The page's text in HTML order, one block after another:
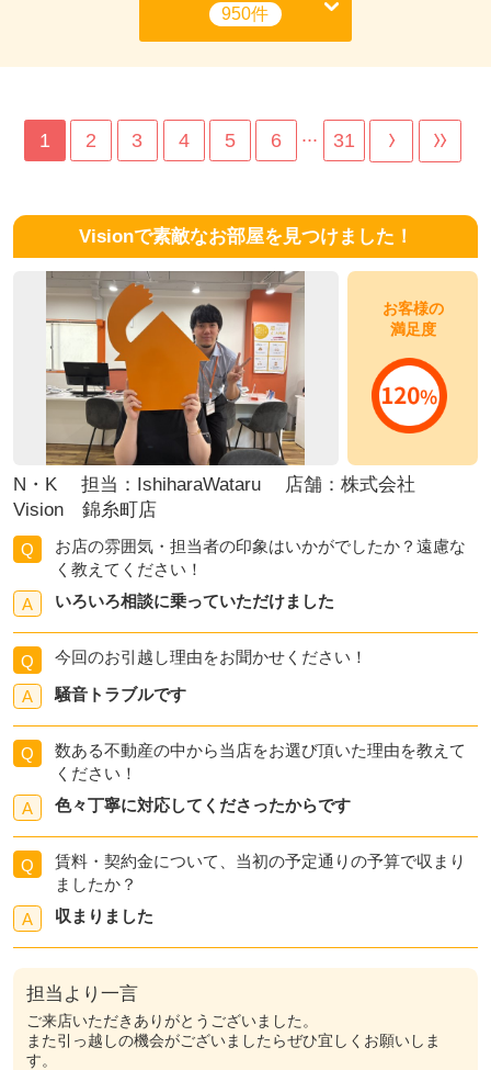
950件
1 2 3 4 5 6 ... 31
Visionで素敵なお部屋を見つけました！
お客様の
満足度
N・K 担当：IshiharaWataru 店舗：株式会社
Vision 錦糸町店
Q
お店の雰囲気・担当者の印象はいかがでしたか？遠慮な
く教えてください！
A
いろいろ相談に乗っていただけました
Q 今回のお引越し理由をお聞かせください！
A 騒音トラブルです
Q
数ある不動産の中から当店をお選び頂いた理由を教えて
ください！
A
色々丁寧に対応してくださったからです
Q
賃料・契約金について、当初の予定通りの予算で収まり
ましたか？
A
収まりました
担当より一言
ご来店いただきありがとうございました。
また引っ越しの機会がございましたらぜひ宜しくお願いしま
す。